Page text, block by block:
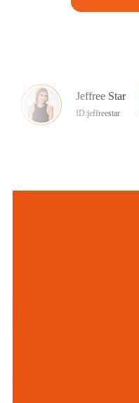
Jeffree Star
ID:jeffreestar